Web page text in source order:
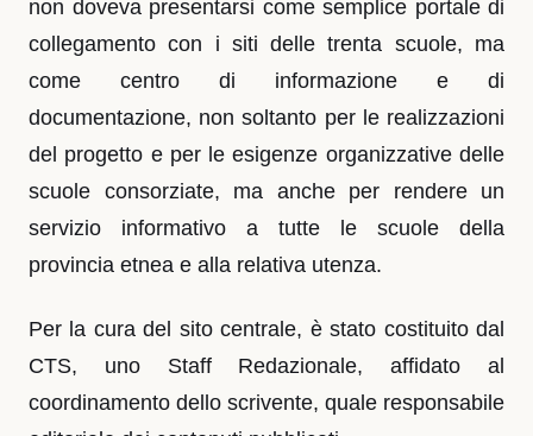
non doveva presentarsi come semplice portale di
collegamento con i siti delle trenta scuole, ma
come centro di informazione e di
documentazione, non soltanto per le realizzazioni
del progetto e per le esigenze organizzative delle
scuole consorziate, ma anche per rendere un
servizio informativo a tutte le scuole della
provincia etnea e alla relativa utenza.
Per la cura del sito centrale, è stato costituito dal
CTS, uno Staff Redazionale, affidato al
coordinamento dello scrivente, quale responsabile